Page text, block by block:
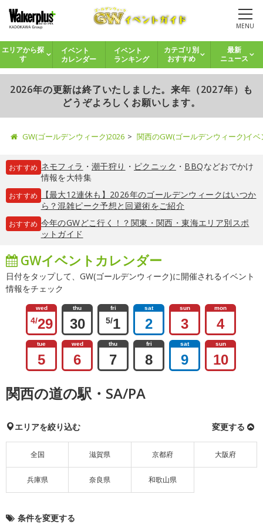
MENU
エリアから探
す
イベント
カレンダー
イベント
ランキング
カテゴリ別
おすすめ
最新
ニュース
2026年の更新は終了いたしました。来年（2027年）も
どうぞよろしくお願いします。
GW(ゴールデンウィーク)2026 関西のGW(ゴールデンウィーク)イ
おすすめ ネモフィラ ・ 潮干狩り ・ ピクニック ・ BBQなどおでかけ
情報を大特集
おすすめ
【最大12連休も】2026年のゴールデンウィークはいつか
ら？混雑ピーク予想と回避術をご紹介
おすすめ 今年のGWどこ行く！？関東・関西・東海エリア別スポ
ットガイド
GWイベントカレンダー
日付をタップして、GW(ゴールデンウィーク)に開催されるイベント
情報をチェック
wed
4/29
thu
30
fri
5/1
sat
2
sun
3
mon
4
tue
5
wed
6
thu
7
fri
8
sat
9
sun
10
関西の道の駅・SA/PA
エリアを絞り込む 変更する
全国 滋賀県 京都府 大阪府
兵庫県 奈良県 和歌山県
条件を変更する